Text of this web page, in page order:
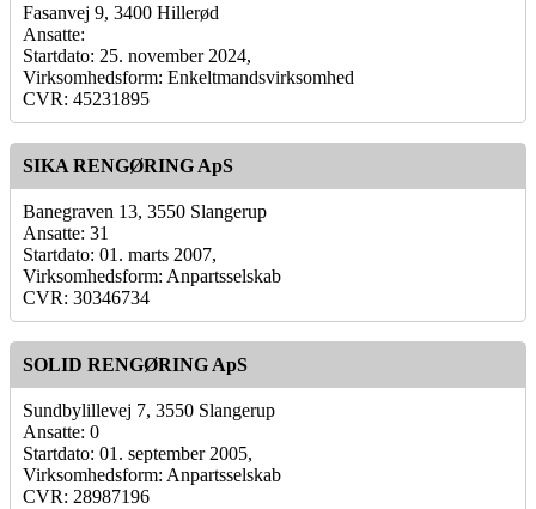
Fasanvej 9, 3400 Hillerød
Ansatte:
Startdato: 25. november 2024,
Virksomhedsform: Enkeltmandsvirksomhed
CVR: 45231895
SIKA RENGØRING ApS
Banegraven 13, 3550 Slangerup
Ansatte: 31
Startdato: 01. marts 2007,
Virksomhedsform: Anpartsselskab
CVR: 30346734
SOLID RENGØRING ApS
Sundbylillevej 7, 3550 Slangerup
Ansatte: 0
Startdato: 01. september 2005,
Virksomhedsform: Anpartsselskab
CVR: 28987196